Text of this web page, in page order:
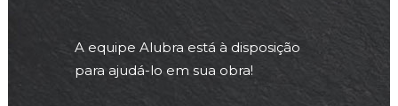
A equipe Alubra está à disposição
para ajudá-lo em sua obra!